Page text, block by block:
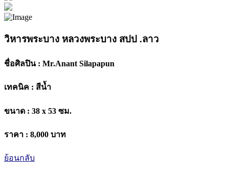
วิหารพระบาง หลวงพระบาง สปป .ลาว
ชื่อศิลปิน : Mr.Anant Silapapun
เทคนิค : สีน้ำ
ขนาด : 38 x 53 ซม.
ราคา : 8,000 บาท
ย้อนกลับ